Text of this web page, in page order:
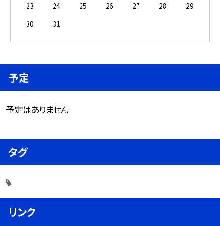
23
24 25 26 27 28
29
30
31
予定
予定はありません
タグ
リンク